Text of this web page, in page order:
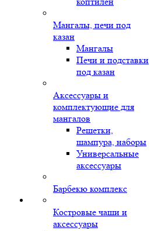
Мангалы, печи под
казан
Мангалы
Печи и подставки
под казан
Аксессуары и
комплектующие для
мангалов
Решетки,
шампура, наборы
Универсальные
аксессуары
Барбекю комплекс
Костровые чаши и
аксессуары